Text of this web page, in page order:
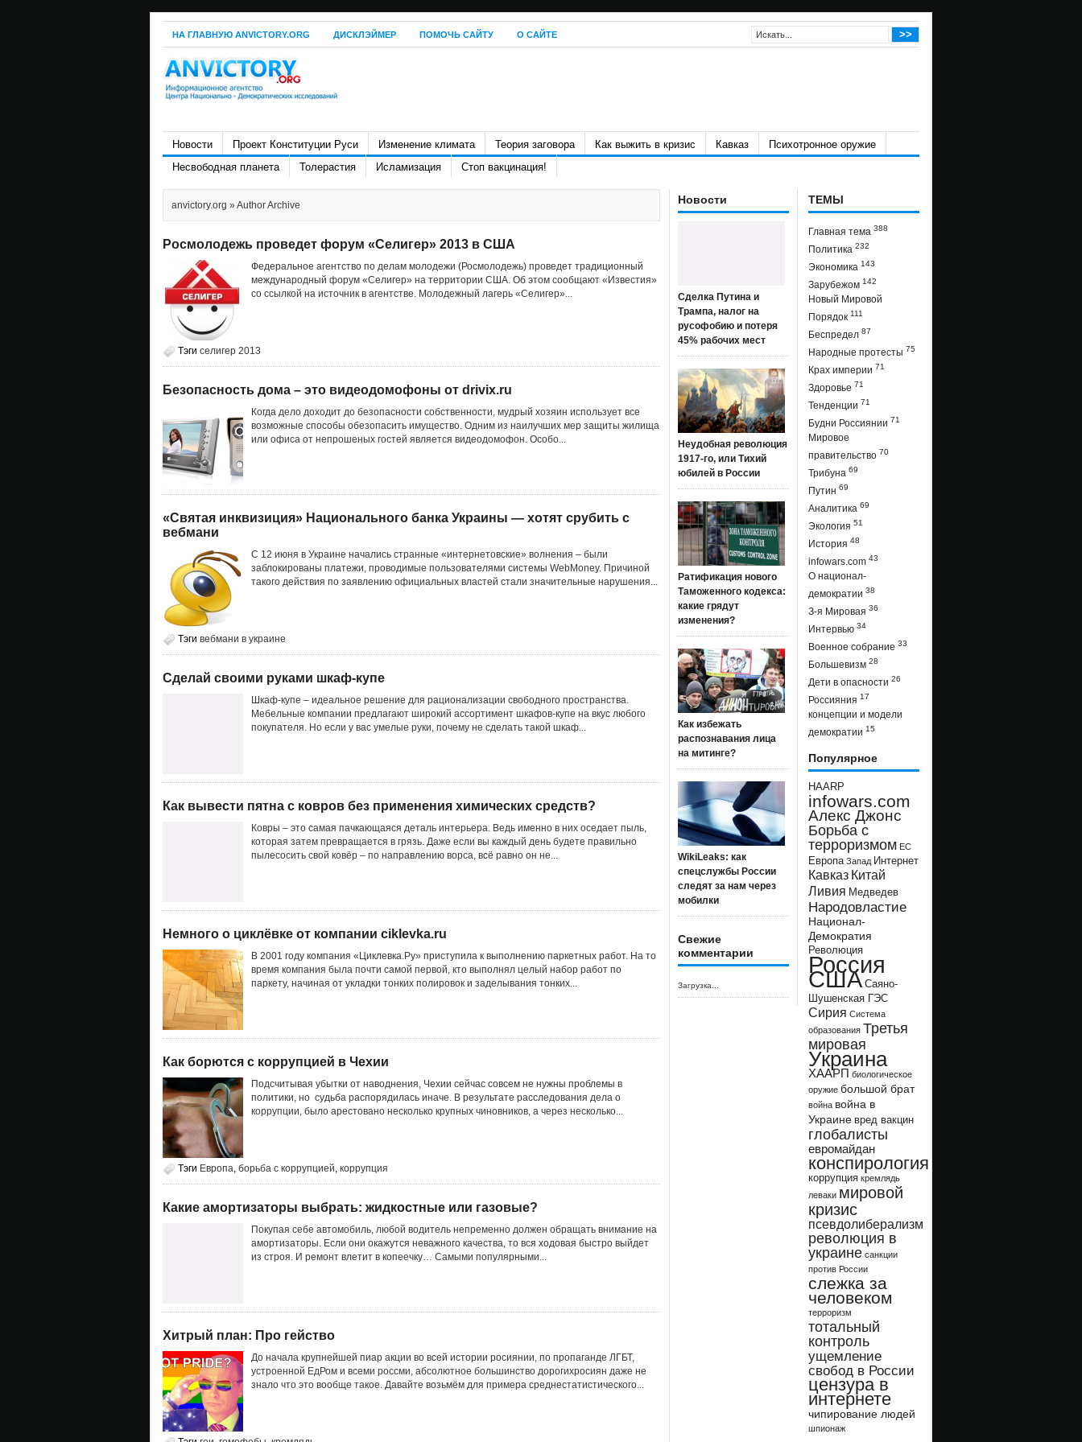
НА ГЛАВНУЮ ANVICTORY.ORG ДИСКЛЭЙМЕР ПОМОЧЬ САЙТУ О САЙТЕ
Новости Проект Конституции Руси Изменение климата Теория заговора Как выжить в кризис Кавказ
Психотронное оружие
Несвободная планета
Толерастия Исламизация Стоп вакцинация!
anvictory.org » Author Archive
Росмолодежь проведет форум «Селигер» 2013 в США
Федеральное агентство по делам молодежи (Росмолодежь) проведет традиционный
международный форум «Селигер» на территории США. Об этом сообщают «Известия»
со ссылкой на источник в агентстве. Молодежный лагерь «Селигер»...
Тэги селигер 2013
Безопасность дома – это видеодомофоны от drivix.ru
Когда дело доходит до безопасности собственности, мудрый хозяин использует все
возможные способы обезопасить имущество. Одним из наилучших мер защиты жилища
или офиса от непрошеных гостей является видеодомофон. Особо...
«Святая инквизиция» Национального банка Украины — хотят срубить с
вебмани
С 12 июня в Украине начались странные «интернетовские» волнения – были
заблокированы платежи, проводимые пользователями системы WebMoney. Причиной
такого действия по заявлению официальных властей стали значительные нарушения...
Тэги вебмани в украине
Сделай своими руками шкаф-купе
Шкаф-купе – идеальное решение для рационализации свободного пространства.
Мебельные компании предлагают широкий ассортимент шкафов-купе на вкус любого
покупателя. Но если у вас умелые руки, почему не сделать такой шкаф...
Как вывести пятна с ковров без применения химических средств?
Ковры – это самая пачкающаяся деталь интерьера. Ведь именно в них оседает пыль,
которая затем превращается в грязь. Даже если вы каждый день будете правильно
пылесосить свой ковёр – по направлению ворса, всё равно он не...
Немного о циклёвке от компании ciklevka.ru
В 2001 году компания «Циклевка.Ру» приступила к выполнению паркетных работ. На то
время компания была почти самой первой, кто выполнял целый набор работ по
паркету, начиная от укладки тонких полировок и заделывания тонких...
Как борются с коррупцией в Чехии
Подсчитывая убытки от наводнения, Чехии сейчас совсем не нужны проблемы в
политики, но судьба распорядилась иначе. В результате расследования дела о
коррупции, было арестовано несколько крупных чиновников, а через несколько...
Тэги Европа, борьба с коррупцией, коррупция
Какие амортизаторы выбрать: жидкостные или газовые?
Покупая себе автомобиль, любой водитель непременно должен обращать внимание на
амортизаторы. Если они окажутся неважного качества, то вся ходовая быстро выйдет
из строя. И ремонт влетит в копеечку… Самыми популярными...
Хитрый план: Про гейство
До начала крупнейшей пиар акции во всей истории росиянии, по пропаганде ЛГБТ,
устроенной ЕдРом и всеми россми, абсолютное большинство дорогихросиян даже не
знало что это вообще такое. Давайте возьмём для примера среднестатистического...
Новости
Сделка Путина и
Трампа, налог на
русофобию и потеря
45% рабочих мест
Неудобная революция
1917-го, или Тихий
юбилей в России
Ратификация нового
Таможенного кодекса:
какие грядут
изменения?
Как избежать
распознавания лица
на митинге?
WikiLeaks: как
спецслужбы России
следят за нам через
мобилки
Свежие
комментарии
Загрузка...
ТЕМЫ
Главная тема 388
Политика 232
Экономика 143
Зарубежом 142
Новый Мировой
Порядок 111
Беспредел 87
Народные протесты 75
Крах империи 71
Здоровье 71
Тенденции 71
Будни Россиянии 71
Мировое
правительство 70
Трибуна 69
Путин 69
Аналитика 69
Экология 51
История 48
infowars.com 43
О национал-
демократии 38
З-я Мировая 36
Интервью 34
Военное собрание 33
Большевизм 28
Дети в опасности 26
Россияния 17
концепции и модели
демократии 15
Популярное
HAARP
infowars.com
Алекс Джонс
Борьба с
терроризмом ЕС
Европа Запад Интернет
Кавказ Китай
Ливия Медведев
Народовластие
Национал-
Демократия
Революция
Россия
США Саяно-
Шушенская ГЭС
Сирия Система
образования Третья
мировая
Украина
ХААРП биологическое
оружие большой брат
война война в
Украине вред вакцин
глобалисты
евромайдан
конспирология
коррупция кремлядь
леваки мировой
кризис
псевдолиберализм
революция в
украине санкции
против России
слежка за
человеком
терроризм
тотальный
контроль
ущемление
свобод в России
цензура в
интернете
чипирование людей
шпионаж